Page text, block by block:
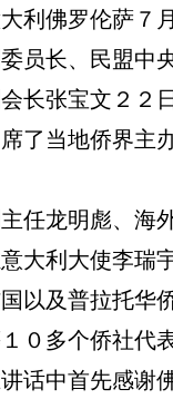
佛罗伦萨７
员长、民盟中
长张宝文２２
了当地侨界主
龙明彪、海
大利大使李瑞
以及普拉托华
０多个侨社代
中首先感谢